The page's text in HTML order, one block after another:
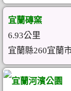
宜蘭磚窯
6.93公里
宜蘭縣260宜蘭
宜蘭河濱公園